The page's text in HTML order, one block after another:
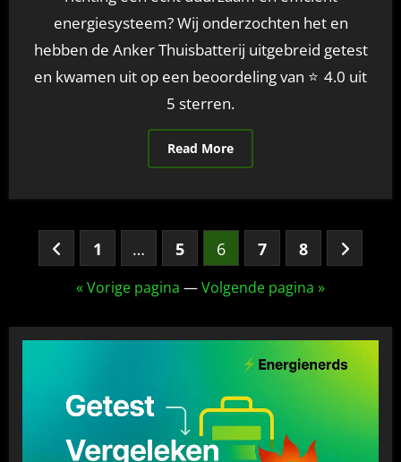
energiesysteem? Wij onderzochten het en
hebben de Anker Thuisbatterij uitgebreid getest
en kwamen uit op een beoordeling van ⭐ 4.0 uit
5 sterren.
Read More
Berichten
paginering
1 … 5 6 7 8
« Vorige pagina —Volgende pagina »